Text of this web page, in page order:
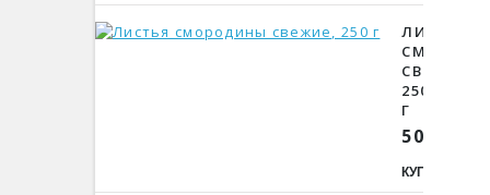
ЛИСТЬЯ
СВЕЖИЕ,
250
Г
500р.
КУПИТЬ